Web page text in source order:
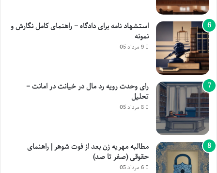
استشهاد نامه برای دادگاه – راهنمای کامل نگارش و
نمونه
9 مرداد 05
رای وحدت رویه رد مال در خیانت در امانت –
تحلیل
8 مرداد 05
مطالبه مهریه زن بعد از فوت شوهر | راهنمای
حقوقی (صفر تا صد)
6 مرداد 05